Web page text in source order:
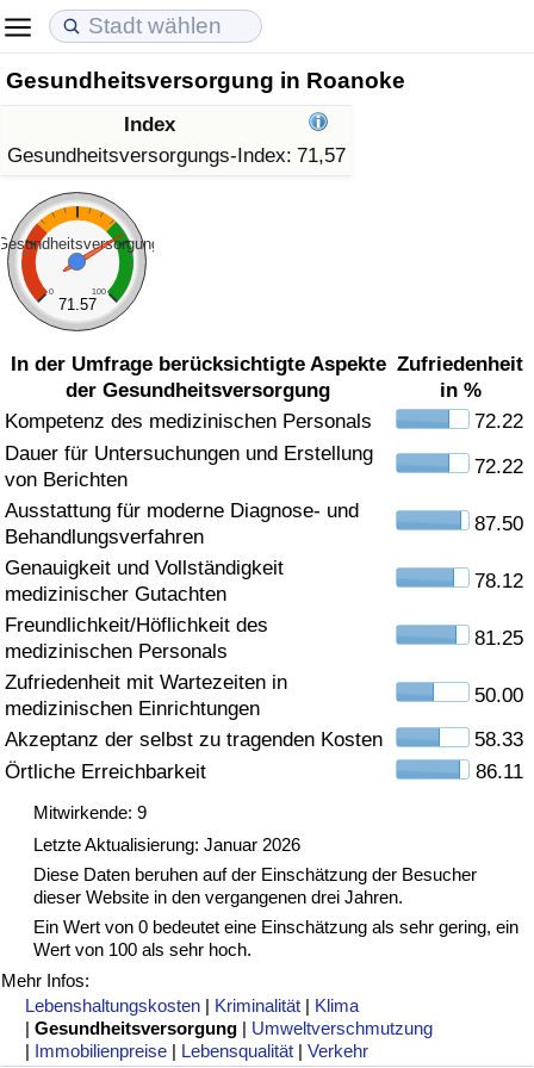
Gesundheitsversorgung in Roanoke
Index
Gesundheitsversorgungs-Index: 71,57
0 100
71.57
In der Umfrage berücksichtigte Aspekte
der Gesundheitsversorgung
Zufriedenheit
in %
Kompetenz des medizinischen Personals
72.22
Dauer für Untersuchungen und Erstellung
von Berichten
72.22
Ausstattung für moderne Diagnose- und
Behandlungsverfahren
87.50
Genauigkeit und Vollständigkeit
medizinischer Gutachten
78.12
Freundlichkeit/Höflichkeit des
medizinischen Personals
81.25
Zufriedenheit mit Wartezeiten in
medizinischen Einrichtungen
50.00
Akzeptanz der selbst zu tragenden Kosten
58.33
Örtliche Erreichbarkeit
86.11
Mitwirkende: 9
Letzte Aktualisierung: Januar 2026
Diese Daten beruhen auf der Einschätzung der Besucher
dieser Website in den vergangenen drei Jahren.
Ein Wert von 0 bedeutet eine Einschätzung als sehr gering, ein
Wert von 100 als sehr hoch.
Mehr Infos:
Lebenshaltungskosten | Kriminalität | Klima
|Gesundheitsversorgung | Umweltverschmutzung
| Immobilienpreise | Lebensqualität |Verkehr
Lebenshaltungskosten
Lebenshaltungskosten-Index (aktuell)
Lebenshaltungskosten-Index
Lebenshaltungskosten-Index nach Land
in Akaba
Immobilienpreise
Immobilienpreis-Index (aktuell)
Immobilienpreis-Index
Immobilienpreis-Index nach Land
Lebensqualität
Lebensqualität-Index
Lebensqualität-Index (aktuell)
Lebensqualitätsindex nach Land
Kriminalität
Kriminalitäts-Index (aktuell)
Kriminalitäts-Index
Kriminalitätsindex nach Land
Gesundheitsversorgung
Gesundheitsversorgungs-Index (aktuell)
Gesundheitsversorgungs-Index
Gesundheitsversorgungs-Index nach Land
Umweltverschmutzung
Umweltverschmutzungs-Index (aktuell)
Verschmutzungsindex
Umweltverschmutzungs-Index nach Land
Verkehr